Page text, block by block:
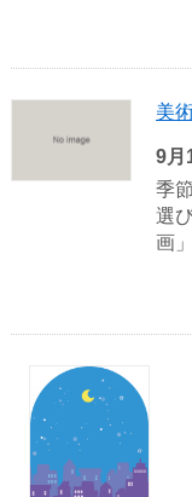
美
9月
季
選
画